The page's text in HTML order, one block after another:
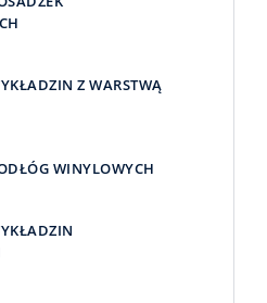
Z WARSTWĄ
WINYLOWYCH